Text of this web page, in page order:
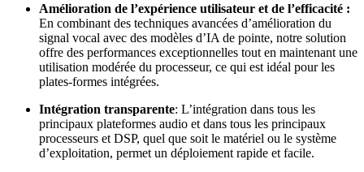
Amélioration de l’expérience utilisateur et de l’efficacité :
En combinant des techniques avancées d’amélioration du
signal vocal avec des modèles d’IA de pointe, notre solution
offre des performances exceptionnelles tout en maintenant une
utilisation modérée du processeur, ce qui est idéal pour les
plates-formes intégrées.
Intégration transparente: L’intégration dans tous les
principaux plateformes audio et dans tous les principaux
processeurs et DSP, quel que soit le matériel ou le système
d’exploitation, permet un déploiement rapide et facile.